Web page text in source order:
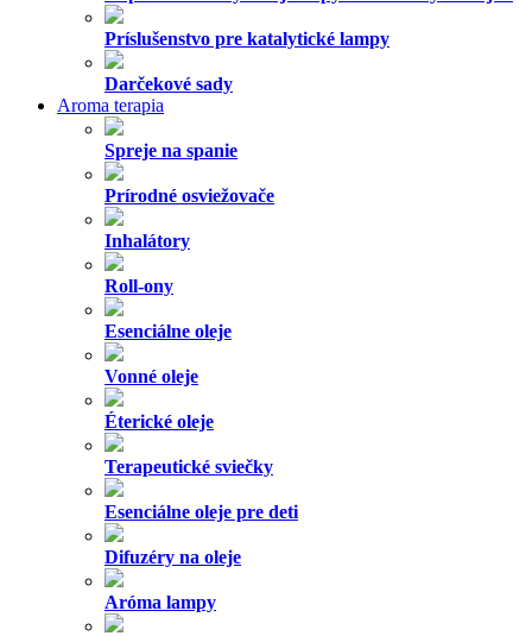
Príslušenstvo pre katalytické lampy
Darčekové sady
Aroma terapia
Spreje na spanie
Prírodné osviežovače
Inhalátory
Roll-ony
Esenciálne oleje
Vonné oleje
Éterické oleje
Terapeutické sviečky
Esenciálne oleje pre deti
Difuzéry na oleje
Aróma lampy